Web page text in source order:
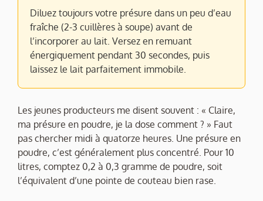
Diluez toujours votre présure dans un peu d’eau
fraîche (2-3 cuillères à soupe) avant de
l’incorporer au lait. Versez en remuant
énergiquement pendant 30 secondes, puis
laissez le lait parfaitement immobile.
Les jeunes producteurs me disent souvent : « Claire,
ma présure en poudre, je la dose comment ? » Faut
pas chercher midi à quatorze heures. Une présure en
poudre, c’est généralement plus concentré. Pour 10
litres, comptez 0,2 à 0,3 gramme de poudre, soit
l’équivalent d’une pointe de couteau bien rase.